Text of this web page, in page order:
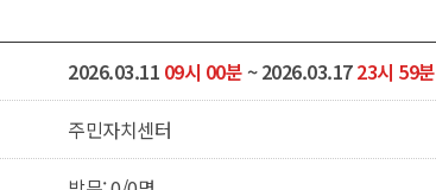
2026.03.11 09시 00분~ 2026.03.1723시 59분
주민자치센터